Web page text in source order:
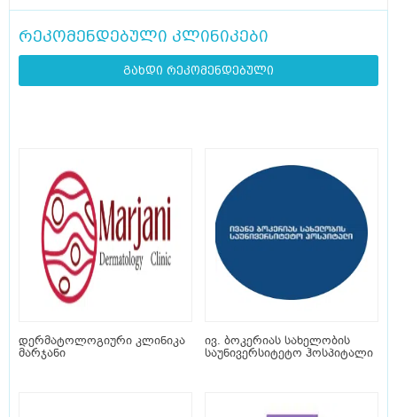
რეკომენდებული კლინიკები
გახდი რეკომენდებული
დერმატოლოგიური კლინიკა
მარჯანი
ივ. ბოკერიას სახელობის
საუნივერსიტეტო ჰოსპიტალი